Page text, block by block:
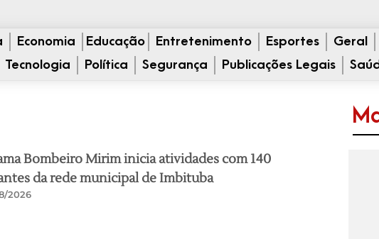
Economia Educação Entretenimento Esportes Geral
Tecnologia Política Segurança Publicações Legais
Bombeiro Mirim inicia atividades com 140
da rede municipal de Imbituba
2026